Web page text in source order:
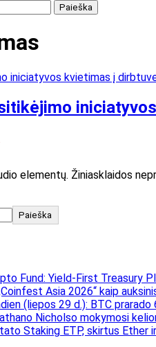
elementų. Žiniasklaidos
Paieška
Fund: Yield-First Treasury
Asia 2026“ kaip
(liepos 29 d.): BTC
Nicholso mokymosi
Staking ETP, skirtus Ether